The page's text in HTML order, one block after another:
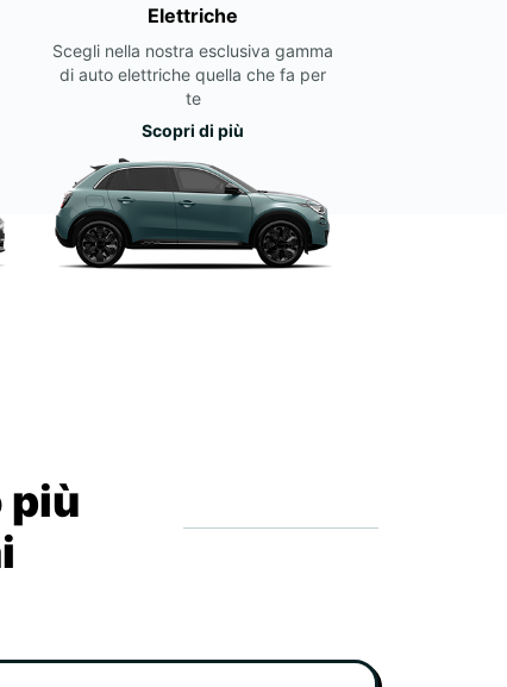
Elettriche
Scegli nella nostra esclusiva gamma
di auto elettriche quella che fa per
te
Scopri di più
più